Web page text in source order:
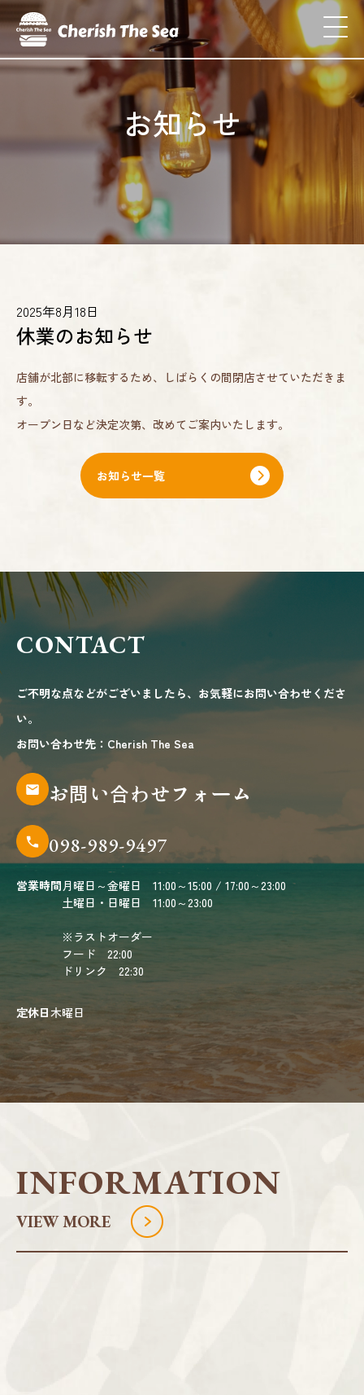
お知らせ
2025年8月18日
休業のお知らせ
店舗が北部に移転するため、しばらくの間閉店させていただきま
す。
オープン日など決定次第、改めてご案内いたします。
お知らせ一覧
CONTACT
ご不明な点などがございましたら、お気軽にお問い合わせくださ
い。
お問い合わせ先：Cherish The Sea
お問い合わせフォーム
098-989-9497
営業時間月曜日～金曜日 11:00～15:00 / 17:00～23:00
土曜日・日曜日 11:00～23:00
※ラストオーダー
フード 22:00
ドリンク 22:30
定休日木曜日
INFORMATION
VIEW MORE